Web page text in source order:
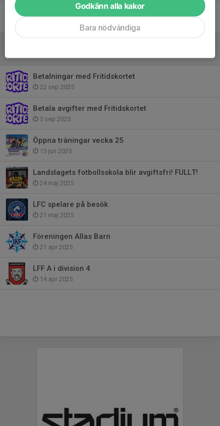
Betalningar med Fritidskortet
22 sep 2025
Betala avgifter med Fritidskortet
5 sep 2025
Öppna träningar vecka 25
15 jun 2025
Landslagets fotbollsskola blir avgiftsfri! FULLT!
24 maj 2025
LFC spelare på besök
21 maj 2025
Föreningen Allas Barn
21 apr 2025
LFF A i division 4
14 apr 2025
Godkänn alla kakor
Bara nödvändiga